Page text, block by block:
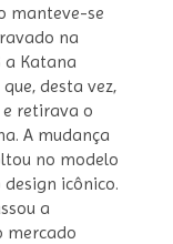
manteve-se
na
a Katana
desta vez,
retirava o
A mudança
no modelo
icônico.
a
mercado